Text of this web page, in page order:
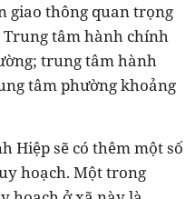
giao thông quan trọng
Trung tâm hành chính
trung tâm hành
tâm phường khoảng
Hiệp sẽ có thêm một số
hoạch. Một trong